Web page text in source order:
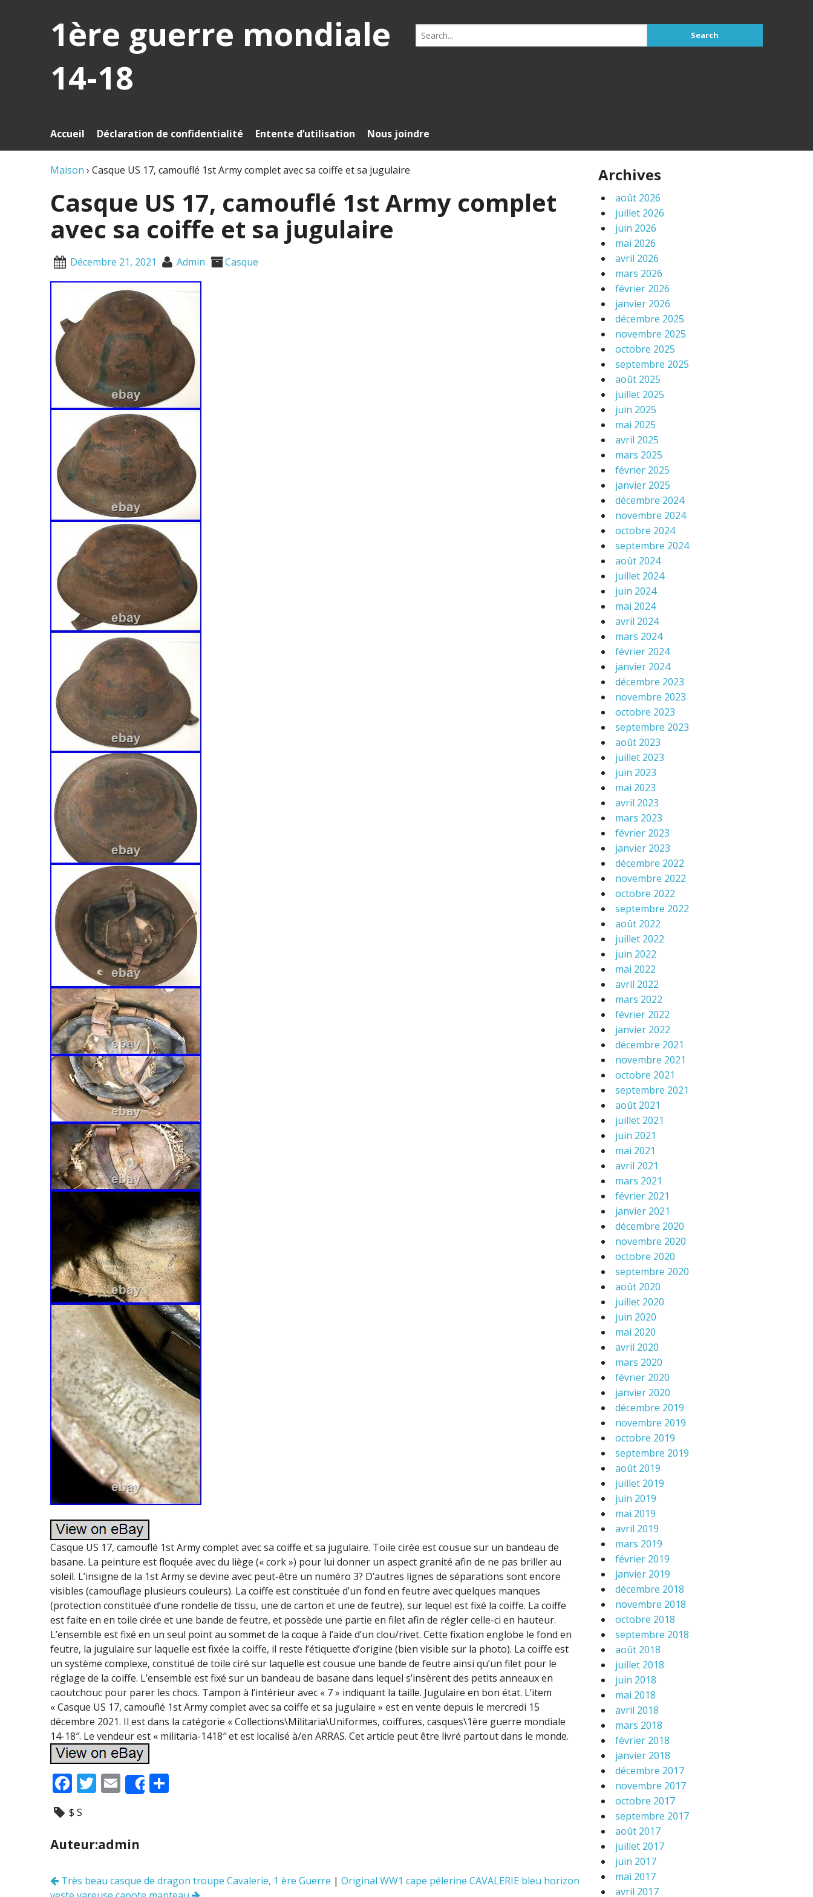
1ère guerre mondiale
14-18
Search
for:
Accueil Déclaration de confidentialité Entente d’utilisation Nous joindre
Maison › Casque US 17, camouflé 1st Army complet avec sa coiffe et sa jugulaire
Casque US 17, camouflé 1st Army complet
avec sa coiffe et sa jugulaire
Décembre 21, 2021 Admin Casque
Casque US 17, camouflé 1st Army complet avec sa coiffe et sa jugulaire. Toile cirée est cousue sur un bandeau de
basane. La peinture est floquée avec du liège (« cork ») pour lui donner un aspect granité afin de ne pas briller au
soleil. L’insigne de la 1st Army se devine avec peut-être un numéro 3? D’autres lignes de séparations sont encore
visibles (camouflage plusieurs couleurs). La coiffe est constituée d’un fond en feutre avec quelques manques
(protection constituée d’une rondelle de tissu, une de carton et une de feutre), sur lequel est fixé la coiffe. La coiffe
est faite en en toile cirée et une bande de feutre, et possède une partie en filet afin de régler celle-ci en hauteur.
L’ensemble est fixé en un seul point au sommet de la coque à l’aide d’un clou/rivet. Cette fixation englobe le fond en
feutre, la jugulaire sur laquelle est fixée la coiffe, il reste l’étiquette d’origine (bien visible sur la photo). La coiffe est
un système complexe, constitué de toile ciré sur laquelle est cousue une bande de feutre ainsi qu’un filet pour le
réglage de la coiffe. L’ensemble est fixé sur un bandeau de basane dans lequel s’insèrent des petits anneaux en
caoutchouc pour parer les chocs. Tampon à l’intérieur avec « 7 » indiquant la taille. Jugulaire en bon état. L’item
« Casque US 17, camouflé 1st Army complet avec sa coiffe et sa jugulaire » est en vente depuis le mercredi 15
décembre 2021. Il est dans la catégorie « Collections\Militaria\Uniformes, coiffures, casques\1ère guerre mondiale
14-18″. Le vendeur est « militaria-1418″ et est localisé à/en ARRAS. Cet article peut être livré partout dans le monde.
F
ac
e
b
o
T
er
E
m
l
Share
$ S
Auteur:admin
Navigation
Très beau casque de dragon troupe Cavalerie, 1 ère Guerre | Original WW1 cape pélerine CAVALERIE bleu horizon
Archives
août 2026
juillet 2026
juin 2026
mai 2026
avril 2026
mars 2026
février 2026
janvier 2026
décembre 2025
novembre 2025
octobre 2025
septembre 2025
août 2025
juillet 2025
juin 2025
mai 2025
avril 2025
mars 2025
février 2025
janvier 2025
décembre 2024
novembre 2024
octobre 2024
septembre 2024
août 2024
juillet 2024
juin 2024
mai 2024
avril 2024
mars 2024
février 2024
janvier 2024
décembre 2023
novembre 2023
octobre 2023
septembre 2023
août 2023
juillet 2023
juin 2023
mai 2023
avril 2023
mars 2023
février 2023
janvier 2023
décembre 2022
novembre 2022
octobre 2022
septembre 2022
août 2022
juillet 2022
juin 2022
mai 2022
avril 2022
mars 2022
février 2022
janvier 2022
décembre 2021
novembre 2021
octobre 2021
septembre 2021
août 2021
juillet 2021
juin 2021
mai 2021
avril 2021
mars 2021
février 2021
janvier 2021
décembre 2020
novembre 2020
octobre 2020
septembre 2020
août 2020
juillet 2020
juin 2020
mai 2020
avril 2020
mars 2020
février 2020
janvier 2020
décembre 2019
novembre 2019
octobre 2019
septembre 2019
août 2019
juillet 2019
juin 2019
mai 2019
avril 2019
mars 2019
février 2019
janvier 2019
décembre 2018
novembre 2018
octobre 2018
septembre 2018
août 2018
juillet 2018
juin 2018
mai 2018
avril 2018
mars 2018
février 2018
janvier 2018
décembre 2017
novembre 2017
octobre 2017
septembre 2017
août 2017
juillet 2017
juin 2017
mai 2017
avril 2017